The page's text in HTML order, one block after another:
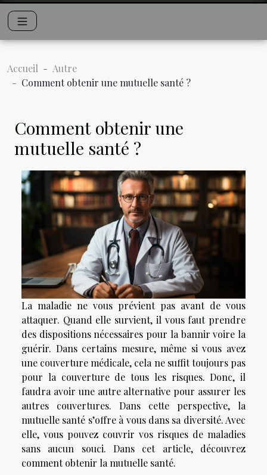
Accueil
Autre
Comment obtenir une mutuelle santé ?
Comment obtenir une
mutuelle santé ?
La maladie ne vous prévient pas avant de vous
attaquer. Quand elle survient, il vous faut prendre
des dispositions nécessaires pour la bannir voire la
guérir. Dans certains mesure, même si vous avez
une couverture médicale, cela ne suffit toujours pas
pour la couverture de tous les risques. Donc, il
faudra avoir une autre alternative pour assurer les
autres couvertures. Dans cette perspective, la
mutuelle santé s’offre à vous dans sa diversité. Avec
elle, vous pouvez couvrir vos risques de maladies
sans aucun souci. Dans cet article, découvrez
comment obtenir la mutuelle santé.